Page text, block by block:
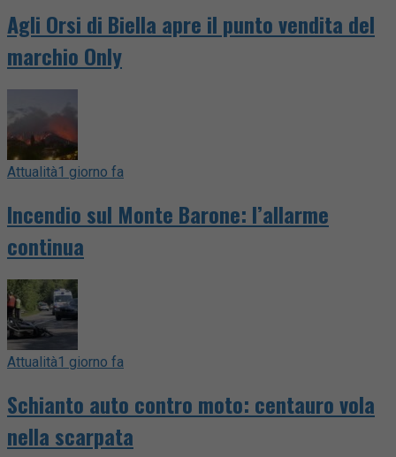
Agli Orsi di Biella apre il punto vendita del
marchio Only
Attualità1 giorno fa
Incendio sul Monte Barone: l’allarme
continua
Attualità1 giorno fa
Schianto auto contro moto: centauro vola
nella scarpata